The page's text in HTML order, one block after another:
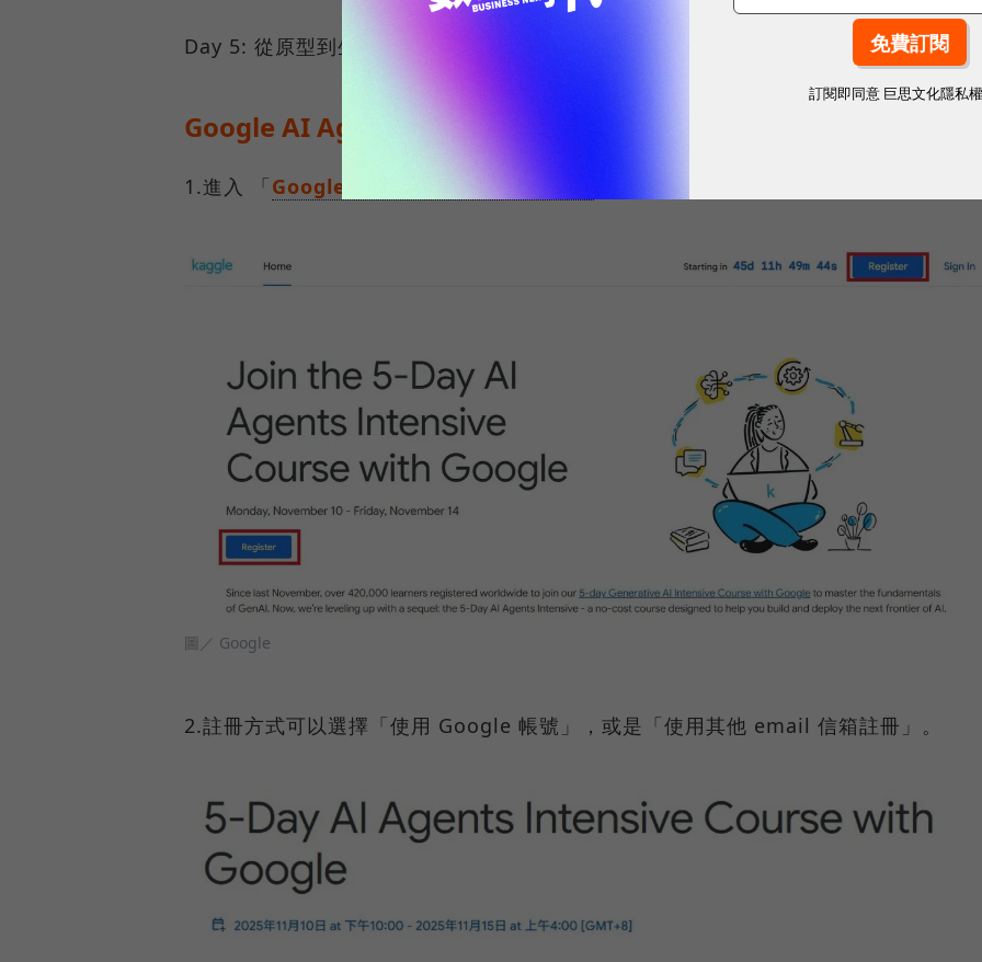
Day 5: 從原型到生產部署的最佳實踐（Prototype to Production）
Google AI Agents 5 天密集課如何註冊？步驟一次看
1.進入 「Google 5 天 AI Agents 密集課程
圖／ Google
2.註冊方式可以選擇「使用 Google 帳號」，或是「使用其他 email 信箱註冊」。
訂閱即同意 巨思文化隱私